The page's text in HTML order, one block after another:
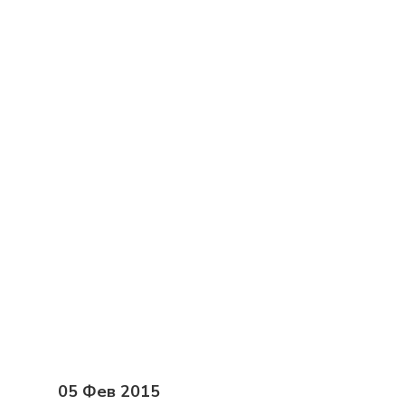
05 Фев 2015